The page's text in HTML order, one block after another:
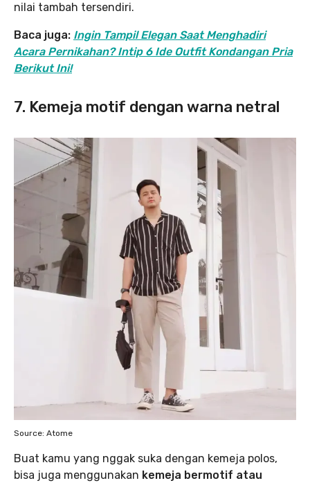
nilai tambah tersendiri.
Baca juga: Ingin Tampil Elegan Saat Menghadiri
Acara Pernikahan? Intip 6 Ide Outfit Kondangan Pria
Berikut Ini!
7. Kemeja motif dengan warna netral
Source: Atome
Buat kamu yang nggak suka dengan kemeja polos,
bisa juga menggunakan kemeja bermotif atau